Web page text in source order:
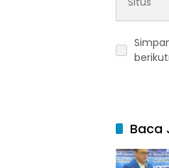
Baca